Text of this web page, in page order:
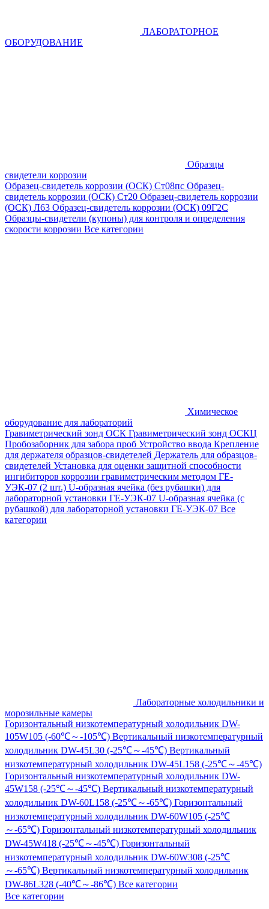
ЛАБОРАТОРНОЕ
ОБОРУДОВАНИЕ
Образцы
свидетели коррозии
Образец-свидетель коррозии (ОСК) Ст08пс Образец-
свидетель коррозии (ОСК) Ст20 Образец-свидетель коррозии
(ОСК) Л63 Образец-свидетель коррозии (ОСК) 09Г2С
Образцы-свидетели (купоны) для контроля и определения
скорости коррозии Все категории
Химическое
оборудование для лабораторий
Гравиметрический зонд ОСК Гравиметрический зонд ОСКЦ
Пробозаборник для забора проб Устройство ввода Крепление
для держателя образцов-свидетелей Держатель для образцов-
свидетелей Установка для оценки защитной способности
ингибиторов коррозии гравиметрическим методом ГЕ-
УЭК-07 (2 шт.) U-образная ячейка (без рубашки) для
лабораторной установки ГЕ-УЭК-07 U-образная ячейка (с
рубашкой) для лабораторной установки ГЕ-УЭК-07 Все
категории
Лабораторные холодильники и
морозильные камеры
Горизонтальный низкотемпературный холодильник DW-
105W105 (-60℃～-105℃) Вертикальный низкотемпературный
холодильник DW-45L30 (-25℃～-45℃) Вертикальный
низкотемпературный холодильник DW-45L158 (-25℃～-45℃)
Горизонтальный низкотемпературный холодильник DW-
45W158 (-25℃～-45℃) Вертикальный низкотемпературный
холодильник DW-60L158 (-25℃～-65℃) Горизонтальный
низкотемпературный холодильник DW-60W105 (-25℃
～-65℃) Горизонтальный низкотемпературный холодильник
DW-45W418 (-25℃～-45℃) Горизонтальный
низкотемпературный холодильник DW-60W308 (-25℃
～-65℃) Вертикальный низкотемпературный холодильник
DW-86L328 (-40℃～-86℃) Все категории
Все категории